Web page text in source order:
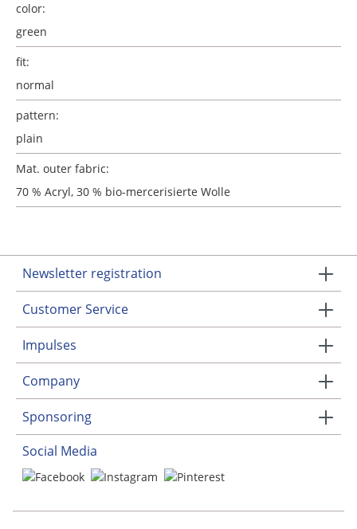
color:
green
fit:
normal
pattern:
plain
Mat. outer fabric:
70 % Acryl, 30 % bio-mercerisierte Wolle
Newsletter registration
Customer Service
Impulses
Company
Sponsoring
Social Media